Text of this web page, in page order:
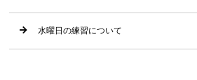
水曜日の練習について